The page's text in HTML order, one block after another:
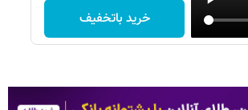
خرید باتخفیف